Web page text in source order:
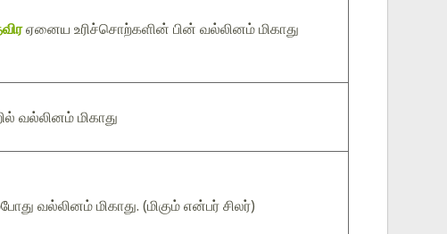
ஏனைய உரிச்சொற்களின் பின் வல்லினம் மிகாது
வல்லினம் மிகாது
வல்லினம் மிகாது. (மிகும் என்பர் சிலர்)